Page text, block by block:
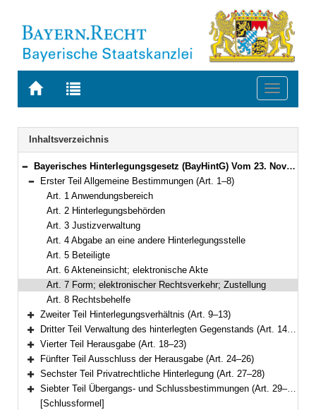
Zur
BAYERN.RECHT
Zur
letzten
Suche
Toggle
Navigation
Inhaltsverzeichnis
Bereich reduzieren
Bayerisches Hinterlegungsgesetz (BayHintG) Vom 23. November 2010 (GVBl. S. 738) BayRS 300-15-1-J (Art. 1–30)
Bereich reduzieren
Erster Teil Allgemeine Bestimmungen (Art. 1–8)
Art. 1 Anwendungsbereich
Art. 2 Hinterlegungsbehörden
Art. 3 Justizverwaltung
Art. 4 Abgabe an eine andere Hinterlegungsstelle
Art. 5 Beteiligte
Art. 6 Akteneinsicht; elektronische Akte
Art. 7 Form; elektronischer Rechtsverkehr; Zustellung
Art. 8 Rechtsbehelfe
Bereich erweitern
Zweiter Teil Hinterlegungsverhältnis (Art. 9–13)
Bereich erweitern
Dritter Teil Verwaltung des hinterlegten Gegenstands (Art. 14–17)
Bereich erweitern
Vierter Teil Herausgabe (Art. 18–23)
Bereich erweitern
Fünfter Teil Ausschluss der Herausgabe (Art. 24–26)
Bereich erweitern
Sechster Teil Privatrechtliche Hinterlegung (Art. 27–28)
Bereich erweitern
Siebter Teil Übergangs- und Schlussbestimmungen (Art. 29–30)
[Schlussformel]